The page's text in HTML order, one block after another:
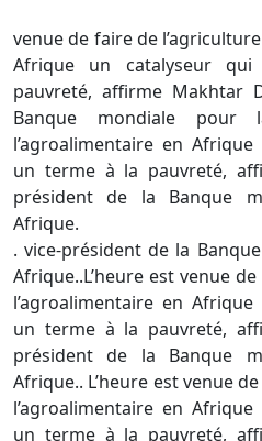
venue de faire de
Afrique un catalyseur
pauvreté, affirme Makhtar
Banque mondiale pour
l’agroalimentaire en
un terme à la pauvreté,
président de la Banque
Afrique.
. vice-président de la
Afrique..L’heure est venue
l’agroalimentaire en
un terme à la pauvreté,
président de la Banque
Afrique.. L’heure est venue
l’agroalimentaire en
un terme à la pauvreté,